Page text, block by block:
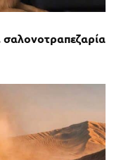
σαλονοτραπεζαρία